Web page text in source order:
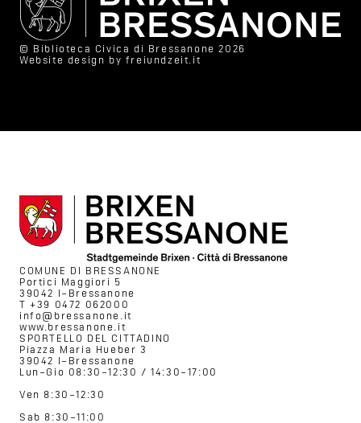
© Biblioteca Civica di Bressanone 2026
Website design by freiundzeit.it
COMUNE DI BRESSANONE
Portici Maggiori 5
39042 I–Bressanone
T +39 0472 062000
info@bressanone.it
www.bressanone.it
SPORTELLO DEL CITTADINO
Piazza Maria Hueber 3
39042 I–Bressanone
Lun–Gio 08:30–12:30 / 14:30–17:00
Ven 8:30–12:30
Sab 8:30–11:00